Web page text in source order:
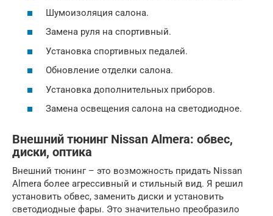
Шумоизоляция салона.
Замена руля на спортивный.
Установка спортивных педалей.
Обновление отделки салона.
Установка дополнительных приборов.
Замена освещения салона на светодиодное.
Внешний тюнинг Nissan Almera: обвес,
диски, оптика
Внешний тюнинг – это возможность придать Nissan
Almera более агрессивный и стильный вид. Я решил
установить обвес, заменить диски и установить
светодиодные фары. Это значительно преобразило